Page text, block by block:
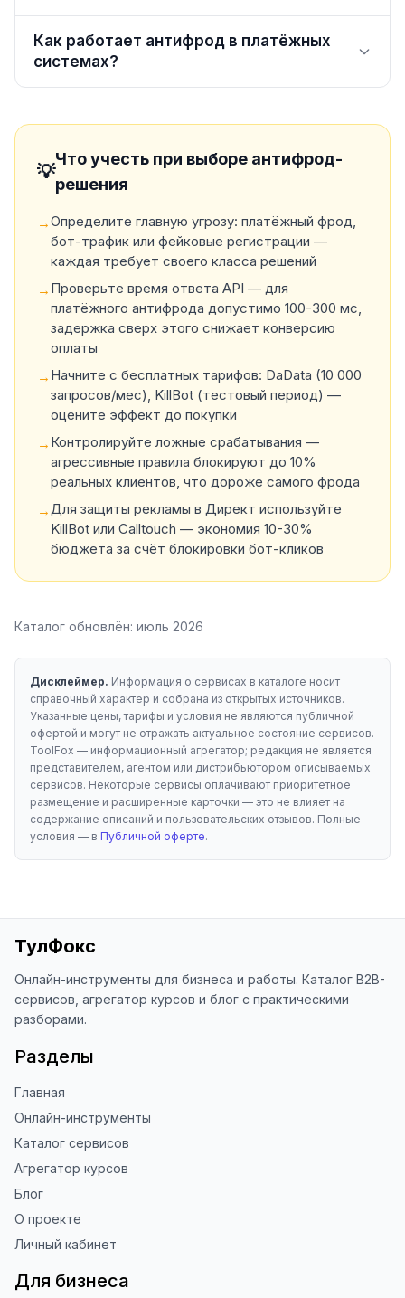
Как работает антифрод в платёжных
системах?
💡
Что учесть при выборе антифрод-
решения
→Определите главную угрозу: платёжный фрод,
бот-трафик или фейковые регистрации —
каждая требует своего класса решений
→ Проверьте время ответа API — для
платёжного антифрода допустимо 100-300 мс,
задержка сверх этого снижает конверсию
оплаты
→ Начните с бесплатных тарифов: DaData (10 000
запросов/мес), KillBot (тестовый период) —
оцените эффект до покупки
→ Контролируйте ложные срабатывания —
агрессивные правила блокируют до 10%
реальных клиентов, что дороже самого фрода
→Для защиты рекламы в Директ используйте
KillBot или Calltouch — экономия 10-30%
бюджета за счёт блокировки бот-кликов
Каталог обновлён: июль 2026
Дисклеймер. Информация о сервисах в каталоге носит
справочный характер и собрана из открытых источников.
Указанные цены, тарифы и условия не являются публичной
офертой и могут не отражать актуальное состояние сервисов.
ToolFox — информационный агрегатор; редакция не является
представителем, агентом или дистрибьютором описываемых
сервисов. Некоторые сервисы оплачивают приоритетное
размещение и расширенные карточки — это не влияет на
содержание описаний и пользовательских отзывов. Полные
условия — в Публичной оферте.
ТулФокс
Онлайн-инструменты для бизнеса и работы. Каталог B2B-
сервисов, агрегатор курсов и блог с практическими
разборами.
Разделы
Главная
Онлайн-инструменты
Каталог сервисов
Агрегатор курсов
Блог
О проекте
Личный кабинет
Для бизнеса